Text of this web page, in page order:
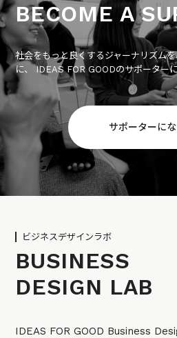
BECOME A
社会をもっと良くするジャーナリズム
に、 IDEAS FOR GOODのサポーター
サポーターにな
ビジネスデザインラボ
BUSINESS
DESIGN LAB
IDEAS FOR GOOD Business